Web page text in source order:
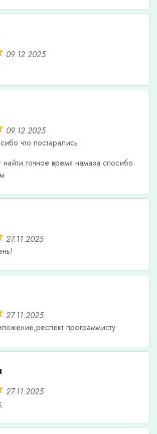
09.12.2025
09.12.2025
что постарались
точное время намаза спосибо
27.11.2025
27.11.2025
программисту
27.11.2025